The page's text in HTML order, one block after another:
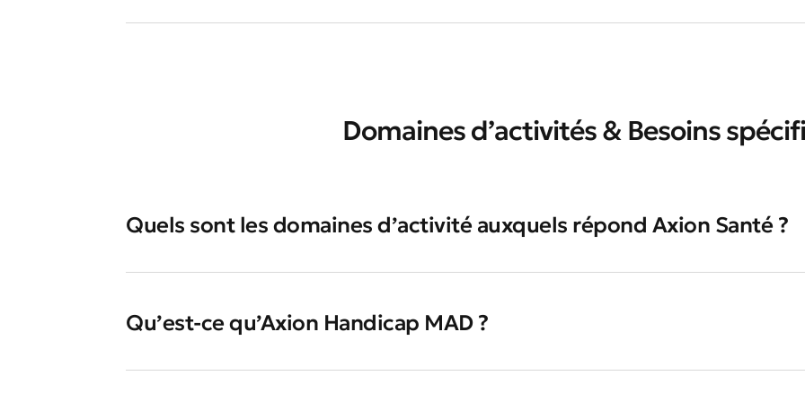
Domaines d’activités & Besoins
Quels sont les domaines d’activité auxquels répond Axion Santé ?
Qu’est-ce qu’Axion Handicap MAD ?